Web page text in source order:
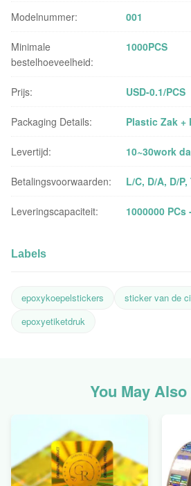
Modelnummer: 001
Minimale
bestelhoeveelheid:
1000PCS
Prijs: USD-0.1/PCS
Packaging Details: Plastic Zak +
Levertijd: 10~30work
Betalingsvoorwaarden: L/C, D/A, D/P,
Leveringscapaciteit: 1000000
Labels
epoxykoepelstickers
sticker van de
epoxyetiketdruk
You May